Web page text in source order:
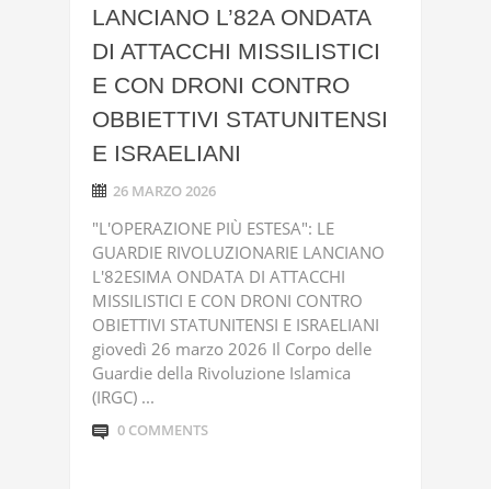
LANCIANO L’82A ONDATA
DI ATTACCHI MISSILISTICI
E CON DRONI CONTRO
OBBIETTIVI STATUNITENSI
E ISRAELIANI
26 MARZO 2026
"L'OPERAZIONE PIÙ ESTESA": LE
GUARDIE RIVOLUZIONARIE LANCIANO
L'82ESIMA ONDATA DI ATTACCHI
MISSILISTICI E CON DRONI CONTRO
OBIETTIVI STATUNITENSI E ISRAELIANI
giovedì 26 marzo 2026 Il Corpo delle
Guardie della Rivoluzione Islamica
(IRGC) ...
0 COMMENTS